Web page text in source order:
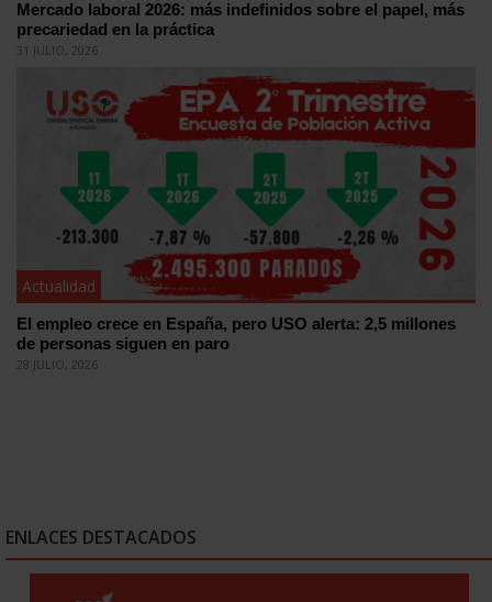
Mercado laboral 2026: más indefinidos sobre el papel, más
precariedad en la práctica
31 JULIO, 2026
Actualidad
El empleo crece en España, pero USO alerta: 2,5 millones
de personas siguen en paro
28 JULIO, 2026
ENLACES DESTACADOS